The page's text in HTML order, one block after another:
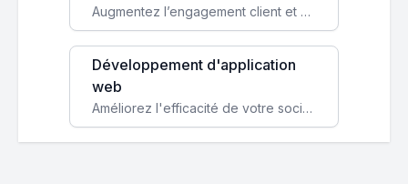
Augmentez l’engagement client et simplifiez vos processus avec une application mobile sur mesure, disponible sur iOS et Android.
Développement d'application
web
Améliorez l'efficacité de votre société avec une application web personnalisée accessible partout et tout le temps.